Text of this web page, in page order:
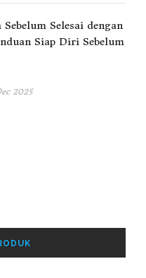
Selesai dengan
Siap Diri Sebelum
2025